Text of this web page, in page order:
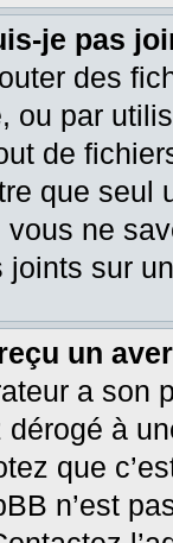
je pas
des
ou par
de
que seul
vous ne
joints sur
un
a son
à
que
n’est